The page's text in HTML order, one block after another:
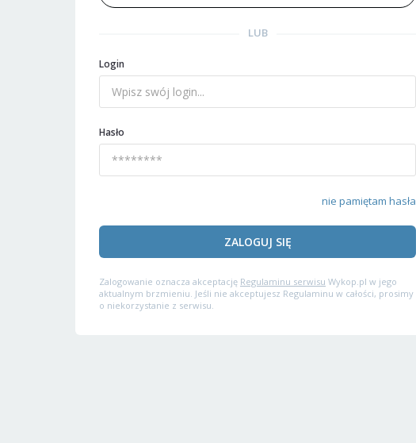
LUB
Login
Hasło
nie pamiętam hasła
ZALOGUJ SIĘ
Zalogowanie oznacza akceptację Regulaminu serwisu Wykop.pl w jego
aktualnym brzmieniu. Jeśli nie akceptujesz Regulaminu w całości, prosimy
o niekorzystanie z serwisu.